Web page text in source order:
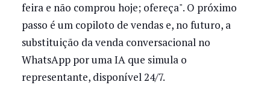
feira e não comprou hoje; ofereça". O próximo
passo é um copiloto de vendas e, no futuro, a
substituição da venda conversacional no
WhatsApp por uma IA que simula o
representante, disponível 24/7.